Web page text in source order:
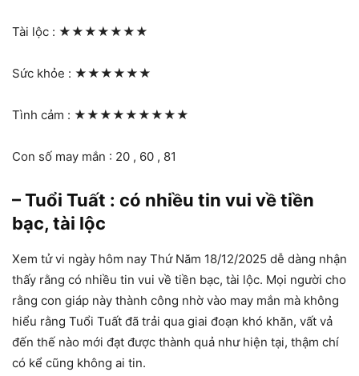
Tài lộc : ★★★★★★★
Sức khỏe : ★★★★★★
Tình cảm : ★★★★★★★★★
Con số may mắn : 20 , 60 , 81
– Tuổi Tuất : có nhiều tin vui về tiền
bạc, tài lộc
Xem tử vi ngày hôm nay Thứ Năm 18/12/2025 dễ dàng nhận
thấy rằng có nhiều tin vui về tiền bạc, tài lộc. Mọi người cho
rằng con giáp này thành công nhờ vào may mắn mà không
hiểu rằng Tuổi Tuất đã trải qua giai đoạn khó khăn, vất vả
đến thế nào mới đạt được thành quả như hiện tại, thậm chí
có kể cũng không ai tin.